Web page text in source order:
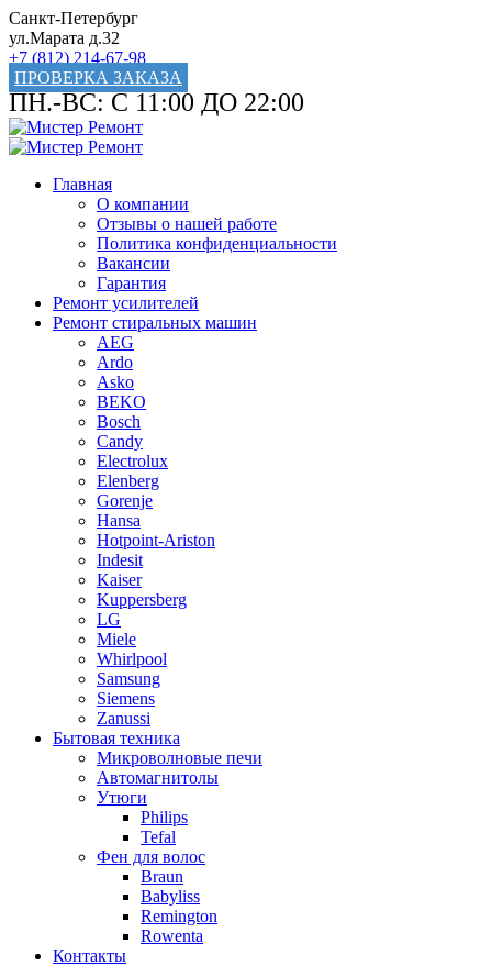
Санкт-Петербург
ул.Марата д.32
+7 (812) 214-67-98
ПРОВЕРКА ЗАКАЗА
ПН.-ВС: С 11:00 ДО 22:00
Главная
О компании
Отзывы о нашей работе
Политика конфиденциальности
Вакансии
Гарантия
Ремонт усилителей
Ремонт стиральных машин
AEG
Ardo
Asko
BEKO
Bosch
Candy
Electrolux
Elenberg
Gorenje
Hansa
Hotpoint-Ariston
Indesit
Kaiser
Kuppersberg
LG
Miele
Whirlpool
Samsung
Siemens
Zanussi
Бытовая техника
Микроволновые печи
Автомагнитолы
Утюги
Philips
Tefal
Фен для волос
Braun
Babyliss
Remington
Rowenta
Контакты